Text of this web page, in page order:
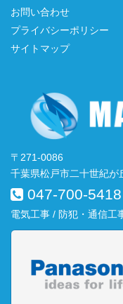
お問い合わせ
プライバシーポリシー
サイトマップ
〒271-0086
千葉県松戸市二十世紀
047-700-5418
電気工事 / 防犯・通信工